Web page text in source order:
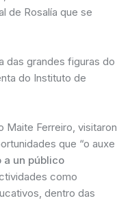
de Rosalía que se
das grandes figuras do
do Instituto de
Maite Ferreiro, visitaron
que “o auxe
a un público
como
dentro das